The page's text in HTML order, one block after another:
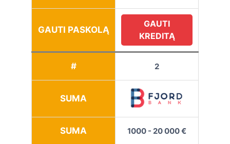
GAUTI PASKOLĄ
GAUTI
KREDITĄ
# 2
SUMA
SUMA 1000 - 20 000 €